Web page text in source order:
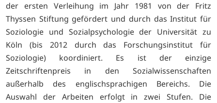
der ersten Verleihung im Jahr 1981 von der Fritz
Thyssen Stiftung gefördert und durch das Institut für
Soziologie und Sozialpsychologie der Universität zu
Köln (bis 2012 durch das Forschungsinstitut für
Soziologie) koordiniert. Es ist der einzige
Zeitschriftenpreis in den Sozialwissenschaften
außerhalb des englischsprachigen Bereichs. Die
Auswahl der Arbeiten erfolgt in zwei Stufen. Die